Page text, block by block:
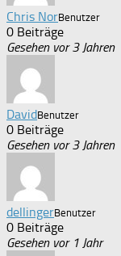
Chris NorBenutzer
0 Beiträge
Gesehen vor 3 Jahren
DavidBenutzer
0 Beiträge
Gesehen vor 3 Jahren
dellingerBenutzer
0 Beiträge
Gesehen vor 1 Jahr